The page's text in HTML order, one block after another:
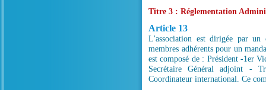
Titre 3 : Réglementation
Article 13
L'association est dirigée par un
membres adhérents pour un
est composé de : Président -1er
Secrétaire Général adjoint -
Coordinateur international. Ce